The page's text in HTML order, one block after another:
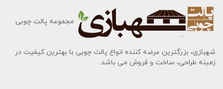
مجموعه پالت چوبی
شهبازی، بزرگترین عرضه کننده انواع پالت چوبی با بهترین کیفیت در
زمینه طراحی، ساخت و فروش می باشد.